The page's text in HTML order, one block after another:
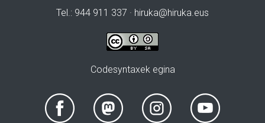
Tel.: 944 911 337 · hiruka@hiruka.eus
Codesyntaxek egina